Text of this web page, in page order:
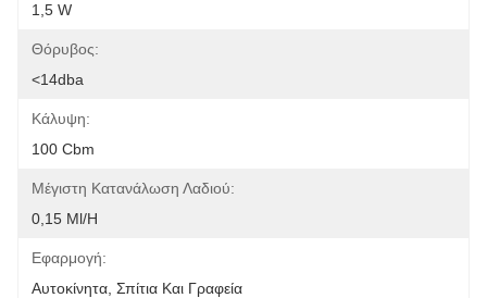
1,5 W
Θόρυβος:
<14dba
Κάλυψη:
100 Cbm
Μέγιστη Κατανάλωση Λαδιού:
0,15 Ml/h
Εφαρμογή:
Αυτοκίνητα, Σπίτια Και Γραφεία